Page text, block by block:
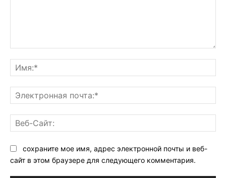
сохраните мое имя, адрес электронной почты и веб-
сайт в этом браузере для следующего комментария.